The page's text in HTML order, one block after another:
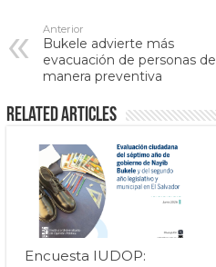
Anterior
Bukele advierte más
evacuación de personas de
manera preventiva
Related Articles
Encuesta IUDOP: